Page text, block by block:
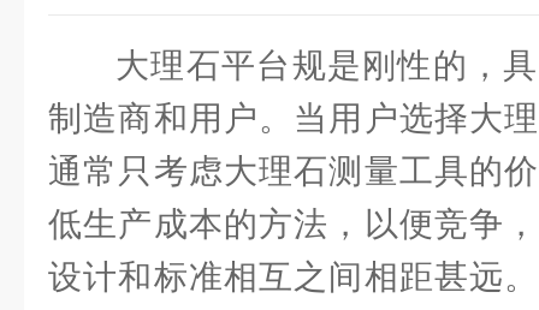
大理石平台规是刚性的，
制造商和用户。当用户选择大
通常只考虑大理石测量工具的
低生产成本的方法，以便竞争
设计和标准相互之间相距甚远